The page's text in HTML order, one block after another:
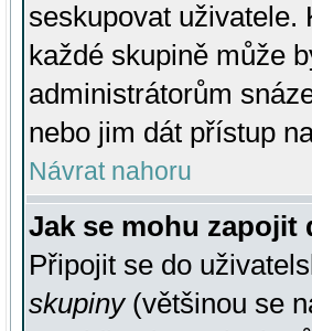
seskupovat uživatele.
každé skupině může
administrátorům
nebo jim dát přístup
Návrat nahoru
Jak se mohu zapojit
Připojit se do
skupiny(většinou se